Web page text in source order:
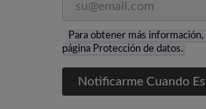
Para obtener más
página Protección de datos.
Notificarme Cuando